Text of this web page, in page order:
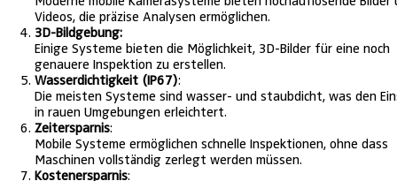
Videos, die präzise Analysen ermöglichen.
3D-Bildgebung:
Einige Systeme bieten die Möglichkeit, 3D-Bilder für eine noch
genauere Inspektion zu erstellen.
Wasserdichtigkeit (IP67):
Die meisten Systeme sind wasser- und staubdicht, was den
in rauen Umgebungen erleichtert.
Zeitersparnis:
Mobile Systeme ermöglichen schnelle Inspektionen, ohne dass
Maschinen vollständig zerlegt werden müssen.
Kostenersparnis: